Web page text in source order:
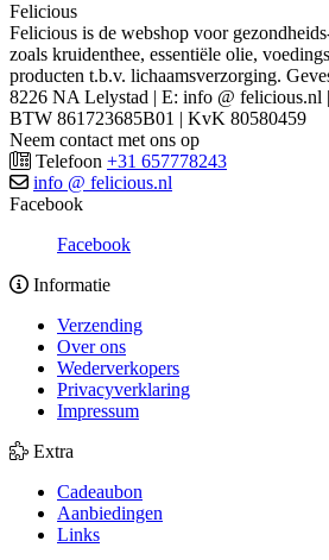
Felicious
Felicious is de webshop voor
zoals kruidenthee, essentiële olie,
producten t.b.v. lichaamsverzorging.
8226 NA Lelystad | E: info @ felicious.nl
BTW 861723685B01 | KvK 80580459
Neem contact met ons op
Telefoon +31 657778243
info @ felicious.nl
Facebook
Facebook
Informatie
Verzending
Over ons
Wederverkopers
Privacyverklaring
Impressum
Extra
Cadeaubon
Aanbiedingen
Links